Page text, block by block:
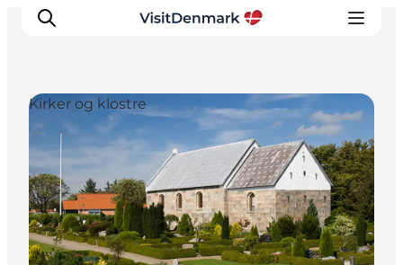
Inspiration
Destinationer
Oplevelser
Overnatning
Planlæg ferien
Kirker og klostre